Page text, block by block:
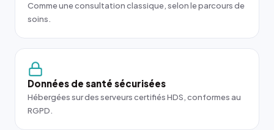
Comme une consultation classique, selon le parcours de
soins.
Données de santé sécurisées
Hébergées sur des serveurs certifiés HDS, conformes au
RGPD.